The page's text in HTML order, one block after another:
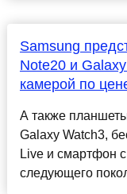
Samsung
Note20 и
камерой по
А также
Galaxy Watch3,
Live и смартфон
следующего